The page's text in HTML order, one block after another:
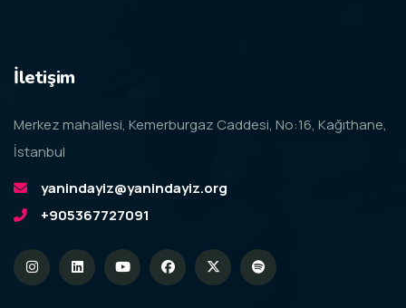
İletişim
Merkez mahallesi, Kemerburgaz Caddesi, No:16, Kağıthane,
İstanbul
yanindayiz@yanindayiz.org
+905367727091